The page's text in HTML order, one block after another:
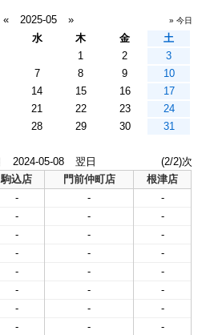
« 2025-05 » » 今日
水 木 金
土
1
2
3
7 8 9
10
14 15 16
17
21 22 23
24
28 29 30 31
2024-05-08 翌日
(2/2)次
駒込店 門前仲町店
根津店
- -
-
- -
-
- -
-
- -
-
- -
-
- -
-
- -
-
- -
-